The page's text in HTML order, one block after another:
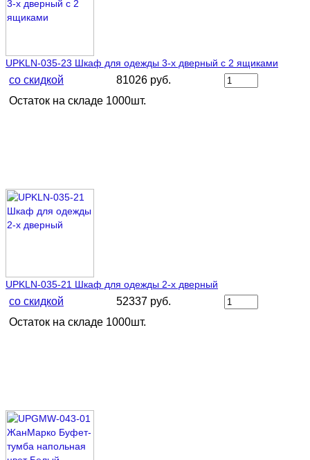
UPKLN-035-23 Шкаф для одежды 3-х дверный с 2 ящиками
со скидкой
81026 руб.
Остаток на складе 1000шт.
UPKLN-035-21 Шкаф для одежды 2-х дверный
со скидкой
52337 руб.
Остаток на складе 1000шт.